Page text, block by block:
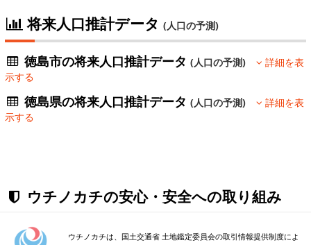
将来人口推計データ (人口の予測)
徳島市の将来人口推計データ(人口の予測)
詳細を表
示する
徳島県の将来人口推計データ(人口の予測)
詳細を表
示する
ウチノカチの安心・安全への取り組み
ウチノカチは、国土交通省 土地鑑定委員会の取引情報提供制度によ